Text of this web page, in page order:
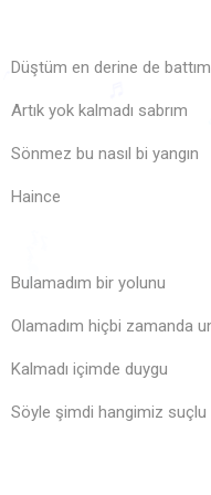
Düştüm en derine de battım
Artık yok kalmadı sabrım
Sönmez bu nasıl bi yangın
Haince
Bulamadım bir yolunu
Olamadım hiçbi zamanda
Kalmadı içimde duygu
Söyle şimdi hangimiz suçlu
🎶
♩